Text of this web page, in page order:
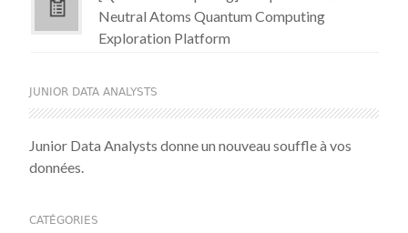
Neutral Atoms Quantum Computing
Exploration Platform
JUNIOR DATA ANALYSTS
Junior Data Analysts donne un nouveau souffle à vos
données.
CATÉGORIES